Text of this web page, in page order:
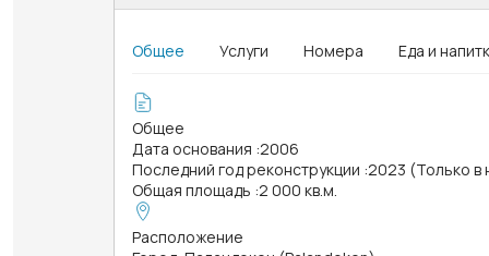
Общее Услуги Номера Еда и
Общее
Дата основания :2006
Последний год реконструкции :2023 (Только в
Общая площадь :2 000 кв.м.
Расположение